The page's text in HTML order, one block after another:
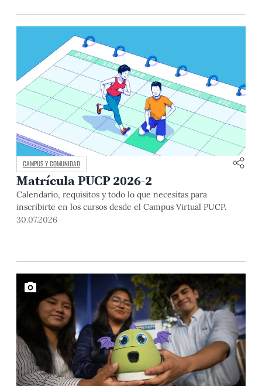
CAMPUS Y COMUNIDAD
Matrícula PUCP 2026-2
Calendario, requisitos y todo lo que necesitas para
inscribirte en los cursos desde el Campus Virtual PUCP.
30.07.2026